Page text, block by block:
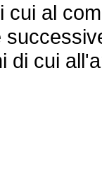
al
di cui